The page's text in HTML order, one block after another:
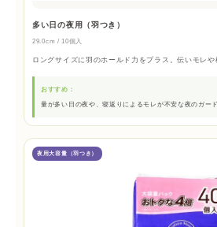
多い日の夜用（羽つき）
29.0cm / 10個入
ロングサイズに羽のホールド力をプラス。伝いモレや
おすすめ：
量が多い日の夜や、寝返りによるモレが不安な夜のガード
夜用大容量（羽つき）